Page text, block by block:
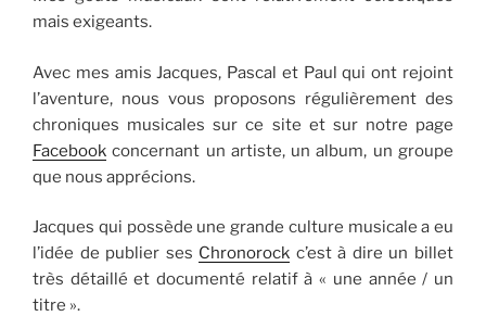
mais exigeants.
Avec mes amis Jacques, Pascal et Paul qui ont rejoint
l’aventure, nous vous proposons régulièrement des
chroniques musicales sur ce site et sur notre page
Facebook concernant un artiste, un album, un groupe
que nous apprécions.
Jacques qui possède une grande culture musicale a eu
l’idée de publier ses Chronorock c’est à dire un billet
très détaillé et documenté relatif à « une année / un
titre ».